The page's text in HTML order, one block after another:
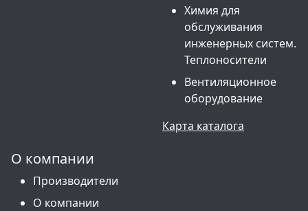
Химия для
обслуживания
инженерных систем.
Теплоносители
Вентиляционное
оборудование
Карта каталога
О компании
Производители
О компании